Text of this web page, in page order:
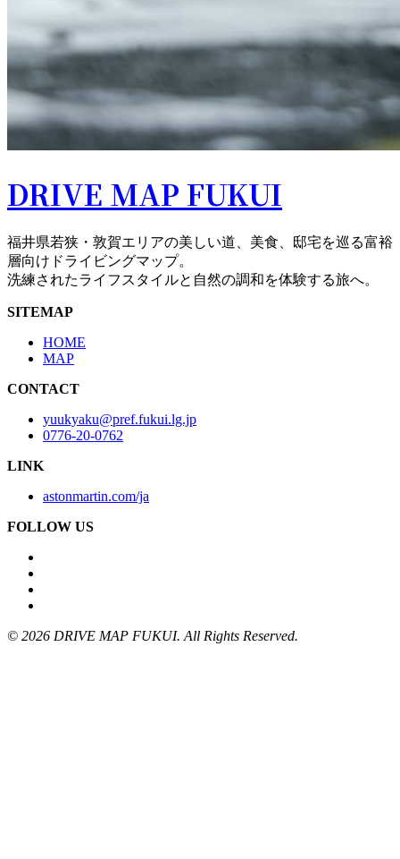
DRIVE MAP FUKUI
福井県若狭・敦賀エリアの美しい道、美食、邸宅を巡る富裕
層向けドライビングマップ。
洗練されたライフスタイルと自然の調和を体験する旅へ。
SITEMAP
HOME
MAP
CONTACT
yuukyaku@pref.fukui.lg.jp
0776-20-0762
LINK
astonmartin.com/ja
FOLLOW US
© 2026 DRIVE MAP FUKUI. All Rights Reserved.